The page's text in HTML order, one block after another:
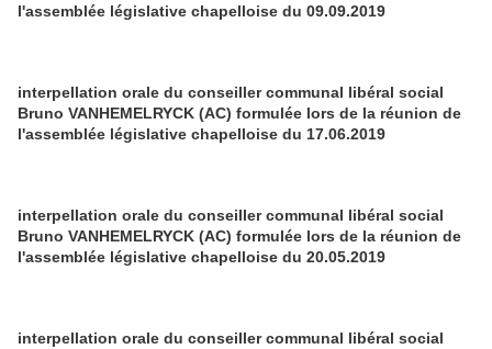
l'assemblée législative chapelloise du 09.09.2019
interpellation orale du conseiller communal libéral social
Bruno VANHEMELRYCK (AC) formulée lors de la réunion de
l'assemblée législative chapelloise du 17.06.2019
interpellation orale du conseiller communal libéral social
Bruno VANHEMELRYCK (AC) formulée lors de la réunion de
l'assemblée législative chapelloise du 20.05.2019
interpellation orale du conseiller communal libéral social